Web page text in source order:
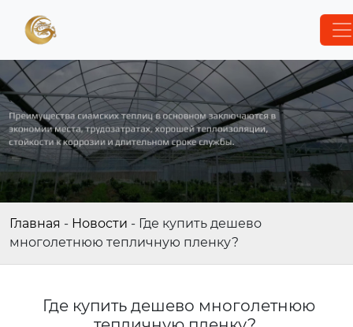
Главная - Новости - Где купить дешево
многолетнюю тепличную пленку?
Где купить дешево многолетнюю